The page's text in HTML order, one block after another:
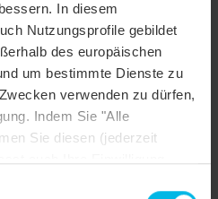
In diesem
Nutzungsprofile gebildet
des europäischen
um bestimmte Dienste zu
verwenden zu dürfen,
Indem Sie "Alle
Sie diesen (jederzeit
Gebäude